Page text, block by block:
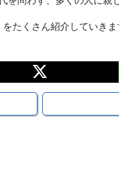
たくさん紹介していきま